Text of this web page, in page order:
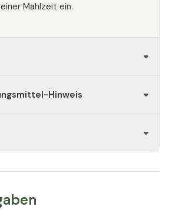
einer Mahlzeit ein.
Hinweis